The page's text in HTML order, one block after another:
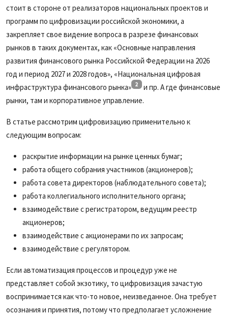
стоит в стороне от реализаторов национальных проектов и
программ по цифровизации российской экономики, а
закрепляет свое видение вопроса в разрезе финансовых
рынков в таких документах, как «Основные направления
развития финансового рынка Российской Федерации на 2026
год и период 2027 и 2028 годов», «Национальная цифровая
инфраструктура финансового рынка» 2 и пр. А где финансовые
рынки, там и корпоративное управление.
В статье рассмотрим цифровизацию применительно к
следующим вопросам:
раскрытие информации на рынке ценных бумаг;
работа общего собрания участников (акционеров);
работа совета директоров (наблюдательного совета);
работа коллегиального исполнительного органа;
взаимодействие с регистратором, ведущим реестр
акционеров;
взаимодействие с акционерами по их запросам;
взаимодействие с регулятором.
Если автоматизация процессов и процедур уже не
представляет собой экзотику, то цифровизация зачастую
воспринимается как что-то новое, неизведанное. Она требует
осознания и принятия, потому что предполагает усложнение